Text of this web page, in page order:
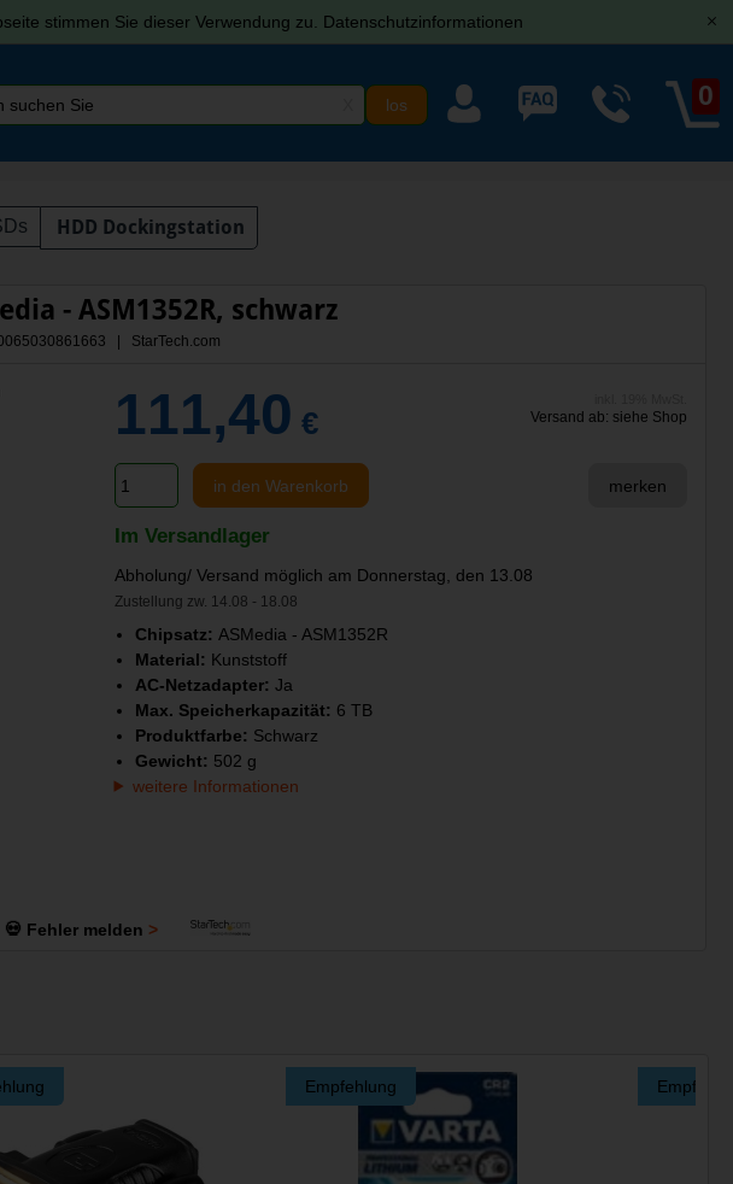
stimmen Sie dieser Verwendung zu. Datenschutzinformationen [x]
0
HDD Dockingstation
- ASM1352R, schwarz
| StarTech.com
111,40 € Versand ab: siehe Shop
in den Warenkorb merken
Im Versandlager
Abholung/ Versand möglich am Donnerstag, den 13.08
Zustellung zw. 14.08 - 18.08
Chipsatz: ASMedia - ASM1352R
Material: Kunststoff
AC-Netzadapter: Ja
Max. Speicherkapazität: 6 TB
Produktfarbe: Schwarz
Gewicht: 502 g
weitere Informationen
💀 Fehler melden
Empfehlung